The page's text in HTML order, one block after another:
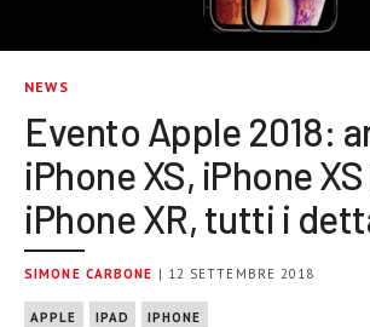
NEWS
Evento Apple 2018:
iPhone XS, iPhone
iPhone XR, tutti i
SIMONE CARBONE | 12 SETTEMBRE 2018
APPLE IPAD IPHONE